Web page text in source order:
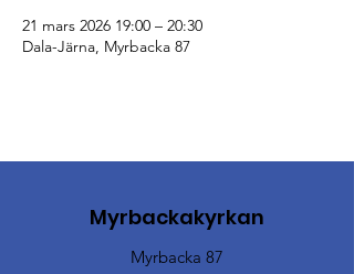
21 mars 2026 19:00 – 20:30
Dala-Järna, Myrbacka 87
Myrbackakyrkan
Myrbacka 87